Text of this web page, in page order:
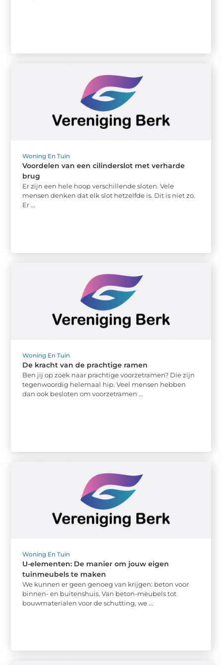
Woning En Tuin
Voordelen van een cilinderslot met verharde
brug
Er zijn een hele hoop verschillende sloten. Vele
mensen denken dat elk slot hetzelfde is. Dit is niet zo.
Er ...
Woning En Tuin
De kracht van de prachtige ramen
Ben jij op zoek naar prachtige voorzetramen? Die zijn
tegenwoordig helemaal hip. Veel mensen hebben
dan ook besloten om voorzetramen ...
Woning En Tuin
U-elementen: De manier om jouw eigen
tuinmeubels te maken
We kunnen er geen genoeg van krijgen: beton voor
binnen- en buitenshuis. Van beton-meubels tot
bouwmaterialen voor de schutting, we ...